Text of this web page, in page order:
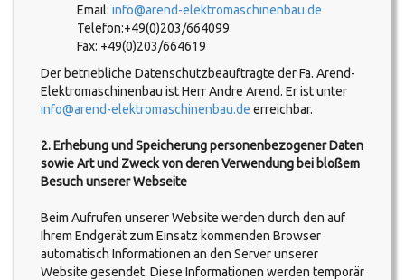
Email: info@arend-elektromaschinenbau.de
Telefon:+49(0)203/664099
Fax: +49(0)203/664619
Der betriebliche Datenschutzbeauftragte der Fa. Arend-
Elektromaschinenbau ist Herr Andre Arend. Er ist unter
info@arend-elektromaschinenbau.de erreichbar.
2. Erhebung und Speicherung personenbezogener Daten
sowie Art und Zweck von deren Verwendung bei bloßem
Besuch unserer Webseite
Beim Aufrufen unserer Website werden durch den auf
Ihrem Endgerät zum Einsatz kommenden Browser
automatisch Informationen an den Server unserer
Website gesendet. Diese Informationen werden temporär